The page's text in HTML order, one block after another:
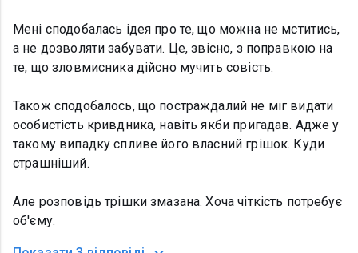
Мені сподобалась ідея про те, що можна не мститись,
а не дозволяти забувати. Це, звісно, з поправкою на
те, що зловмисника дійсно мучить совість.
Також сподобалось, що постраждалий не міг видати
особистість кривдника, навіть якби пригадав. Адже у
такому випадку спливе його власний грішок. Куди
страшніший.
Але розповідь трішки змазана. Хоча чіткість потребує
об'єму.